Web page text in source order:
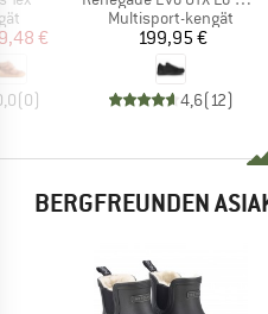
hinta
€
(0)
Tuoteryhmä
Multisport-kengät
Hinta
199,95 €
4,6(12)
BERGFREUNDEN